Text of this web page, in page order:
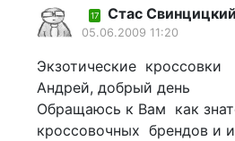
17 Стас Свинцицкий
05.06.2009 11:20
Экзотические кроссовки
Андрей, добрый день
Обращаюсь к Вам как
кроссовочных брендов и